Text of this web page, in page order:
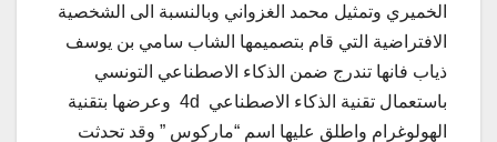
الخميري وتمثيل محمد الغزواني وبالنسبة الى الشخصية
الافتراضية التي قام بتصميمها الشاب سامي بن يوسف
ذياب فانها تندرج ضمن الذكاء الاصطناعي التونسي
باستعمال تقنية الذكاء الاصطناعي 4d وعرضها بتقنية
الهولوغرام واطلق عليها اسم “ماركوس ” وقد تحدثت